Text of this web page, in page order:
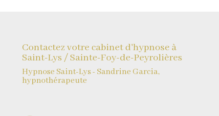
Contactez votre cabinet d'hypnose à
Saint-Lys / Sainte-Foy-de-Peyrolières
Hypnose Saint-Lys - Sandrine Garcia,
hypnothérapeute